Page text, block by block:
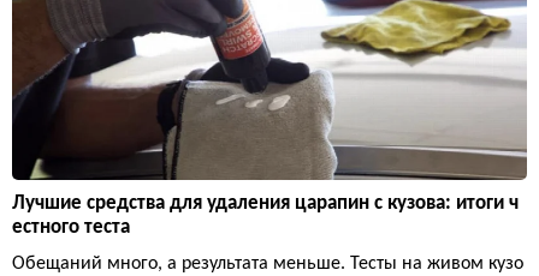
Лучшие средства для удаления царапин с кузова: итоги ч
естного теста
Обещаний много, а результата меньше. Тесты на живом кузо